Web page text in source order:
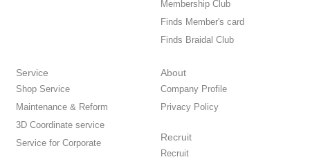
Membership Club
Finds Member's card
Finds Braidal Club
Service
Shop Service
Maintenance & Reform
3D Coordinate service
Service for Corporate
About
Company Profile
Privacy Policy
Recruit
Recruit